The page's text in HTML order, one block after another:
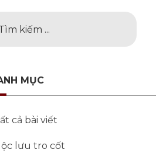
MỤC
cả bài viết
lưu tro cốt